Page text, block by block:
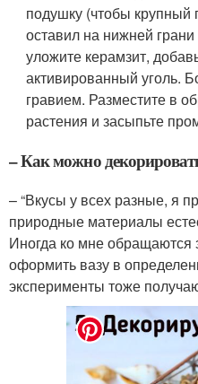
подушку (чтобы крупный
оставил на нижней
уложите керамзит,
активированный уголь.
гравием. Разместите в
растения и засыпьте
– Как можно
– “Вкусы у всех разные, я
природные материалы
Иногда ко мне обращаются
оформить вазу в
эксперименты тоже